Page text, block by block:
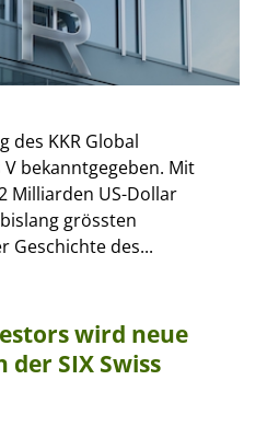
des KKR Global
bekanntgegeben. Mit
Milliarden US-Dollar
grössten
Geschichte des...
wird neue
SIX Swiss